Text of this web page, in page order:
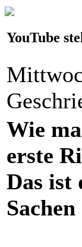
YouTube
Wie
erste
Das ist